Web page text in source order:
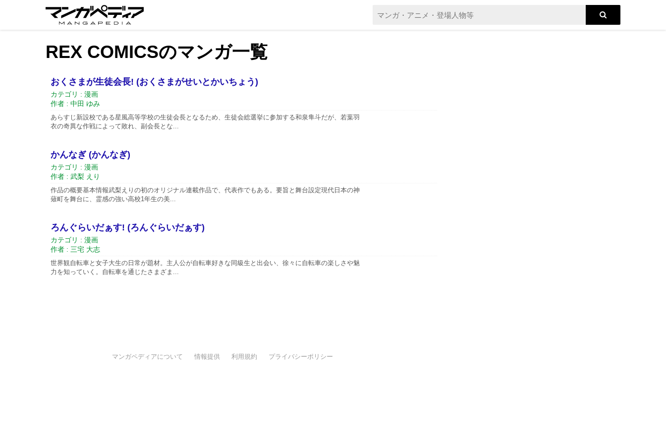
REX COMICSのマンガ一覧
おくさまが生徒会長! (おくさまがせいとかいちょう)
カテゴリ : 漫画
作者 : 中田 ゆみ
あらすじ新設校である星風高等学校の生徒会長となるため、生徒会総選挙に参加する和泉隼斗だが、若葉羽
衣の奇異な作戦によって敗れ、副会長とな...
かんなぎ (かんなぎ)
カテゴリ : 漫画
作者 : 武梨 えり
作品の概要基本情報武梨えりの初のオリジナル連載作品で、代表作でもある。要旨と舞台設定現代日本の神
薙町を舞台に、霊感の強い高校1年生の美...
ろんぐらいだぁす! (ろんぐらいだぁす)
カテゴリ : 漫画
作者 : 三宅 大志
世界観自転車と女子大生の日常が題材。主人公が自転車好きな同級生と出会い、徐々に自転車の楽しさや魅
力を知っていく。自転車を通じたさまざま...
マンガペディアについて 情報提供 利用規約 プライバシーポリシー